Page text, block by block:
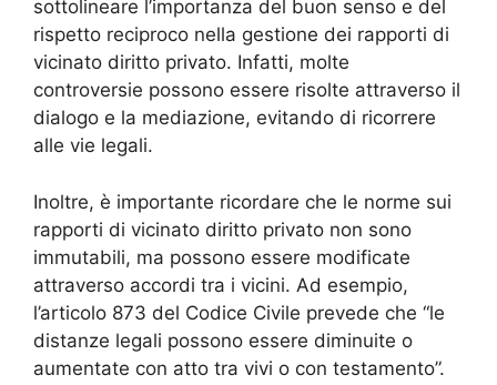
sottolineare l’importanza del buon senso e del
rispetto reciproco nella gestione dei rapporti di
vicinato diritto privato. Infatti, molte
controversie possono essere risolte attraverso il
dialogo e la mediazione, evitando di ricorrere
alle vie legali.
Inoltre, è importante ricordare che le norme sui
rapporti di vicinato diritto privato non sono
immutabili, ma possono essere modificate
attraverso accordi tra i vicini. Ad esempio,
l’articolo 873 del Codice Civile prevede che “le
distanze legali possono essere diminuite o
aumentate con atto tra vivi o con testamento”.